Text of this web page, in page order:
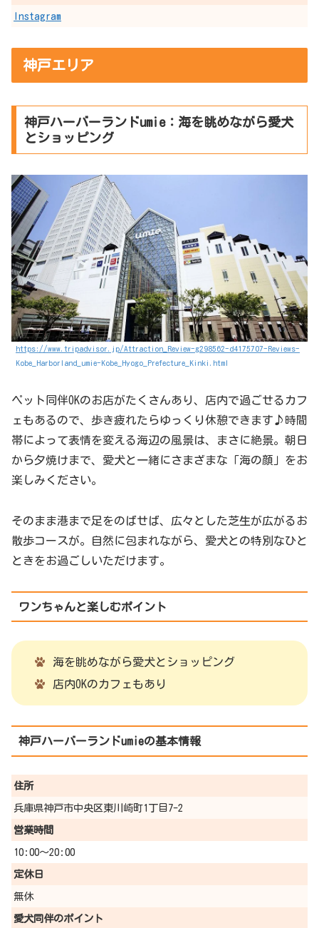
Instagram
神戸エリア
神戸ハーバーランドumie：海を眺めながら愛犬
とショッピング
https://www.tripadvisor.jp/Attraction_Review-g298562-d4175707-Reviews-
Kobe_Harborland_umie-Kobe_Hyogo_Prefecture_Kinki.html
ペット同伴OKのお店がたくさんあり、店内で過ごせるカフ
ェもあるので、歩き疲れたらゆっくり休憩できます♪時間
帯によって表情を変える海辺の風景は、まさに絶景。朝日
から夕焼けまで、愛犬と一緒にさまざまな「海の顔」をお
楽しみください。
そのまま港まで足をのばせば、広々とした芝生が広がるお
散歩コースが。自然に包まれながら、愛犬との特別なひと
ときをお過ごしいただけます。
ワンちゃんと楽しむポイント
海を眺めながら愛犬とショッピング
店内OKのカフェもあり
神戸ハーバーランドumieの基本情報
住所
兵庫県神戸市中央区東川崎町1丁目7-2
営業時間
10:00～20:00
定休日
無休
愛犬同伴のポイント